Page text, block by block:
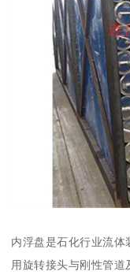
内浮盘是石化行业流
用旋转接头与刚性管